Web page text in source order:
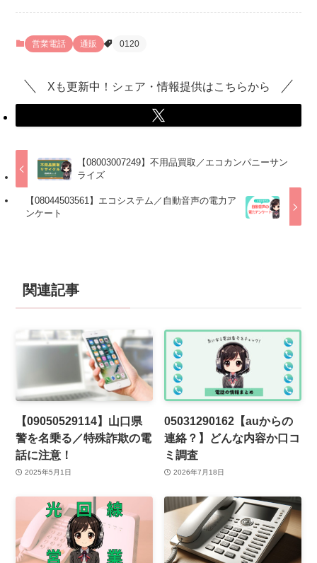
営業電話 通販 0120
Xも更新中！シェア・情報提供はこちらから
【08003007249】不用品買取／エコカンパニーサン
ライズ
【08044503561】エコシステム／自動音声の電力ア
ンケート
関連記事
【09050529114】山口県
警を名乗る／特殊詐欺の電
話に注意！
2025年5月1日
05031290162【auからの
連絡？】どんな内容か口コ
ミ調査
2026年7月18日